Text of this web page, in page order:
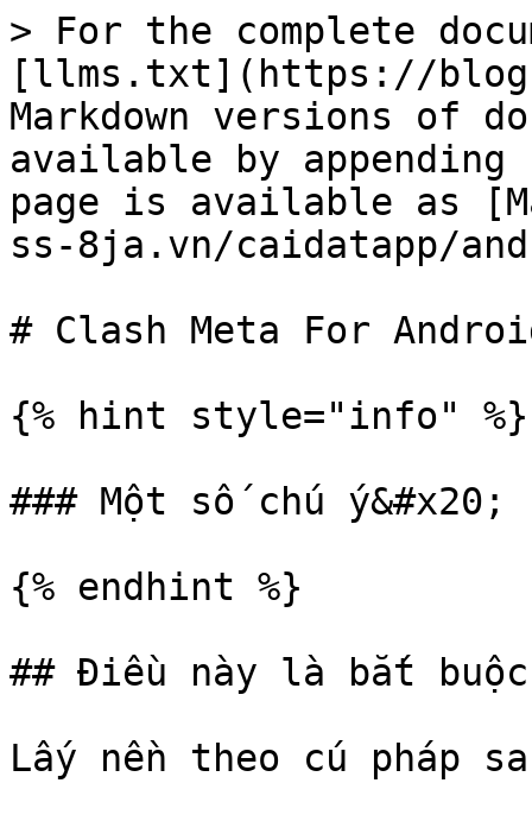
> For the complete
[llms.txt](https://
Markdown versions of
available by
page is available as
ss-8ja.vn/caidatapp/
# Clash Meta For
{% hint style="info" %}
### Một số chú ý&#x20;
{% endhint %}
## Điều này là bắt buộc
Lấy nền theo cú pháp